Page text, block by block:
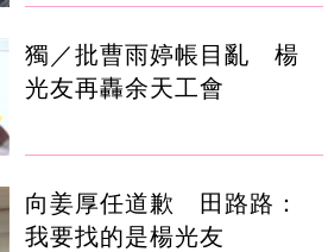
獨／批曹雨婷帳目亂 楊
光友再轟余天工會
向姜厚任道歉 田路路：
我要找的是楊光友